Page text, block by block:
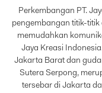
Perkembangan PT.
pengembangan titik-
memudahkan
Jaya Kreasi
Jakarta Barat dan
Sutera Serpong,
tersebar di Jakarta